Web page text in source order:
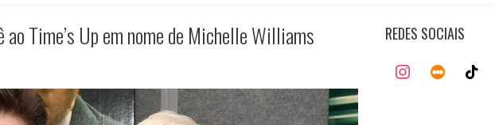
Time’s Up em nome de Michelle Williams REDES SOCIAIS